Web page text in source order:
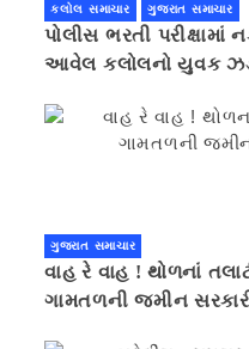
કલોલ સમાચાર ગુજરાત સમાચાર
પોલીસ ભરતી
આવેલ કલોલનો યુવક
ગુજરાત સમાચાર
વાહ રે વાહ ! થોળનાં
ગામતળની જમીન